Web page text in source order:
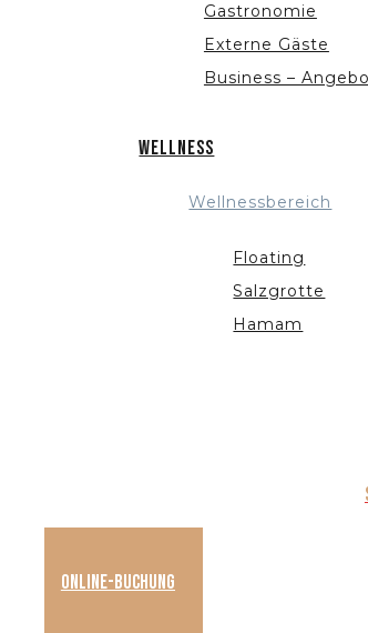
Gastronomie
Externe Gäste
Business –
Wellness
Wellnessbereich
Floating
Salzgrotte
Hamam
Online-Buchung